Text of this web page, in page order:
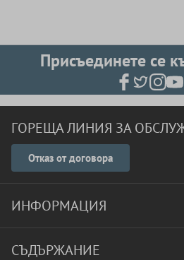
Присъединете се
ГОРЕЩА ЛИНИЯ ЗА
Отказ от договора
ИНФОРМАЦИЯ
СЪДЪРЖАНИЕ